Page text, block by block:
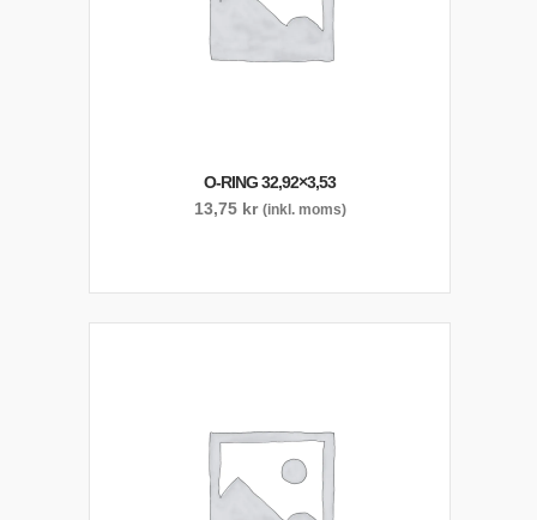
O-RING 32,92×3,53
13,75 kr (inkl. moms)